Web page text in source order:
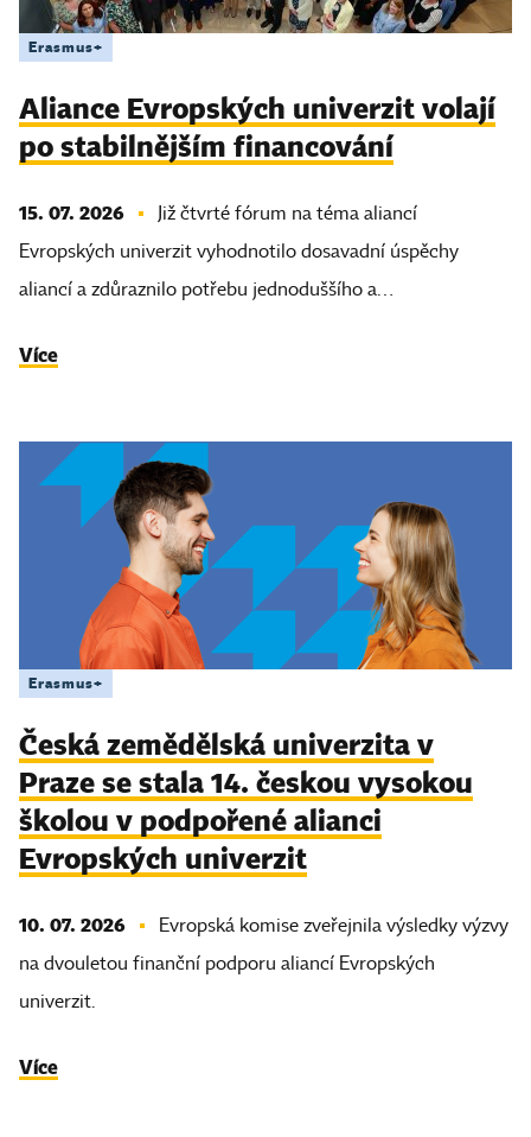
Erasmus+
Aliance Evropských univerzit volají
po stabilnějším financování
15. 07. 2026
Již čtvrté fórum na téma aliancí
Evropských univerzit vyhodnotilo dosavadní úspěchy
aliancí a zdůraznilo potřebu jednoduššího a…
Více
Erasmus+
Česká zemědělská univerzita v
Praze se stala 14. českou vysokou
školou v podpořené alianci
Evropských univerzit
10. 07. 2026
Evropská komise zveřejnila výsledky výzvy
na dvouletou finanční podporu aliancí Evropských
univerzit.
Více